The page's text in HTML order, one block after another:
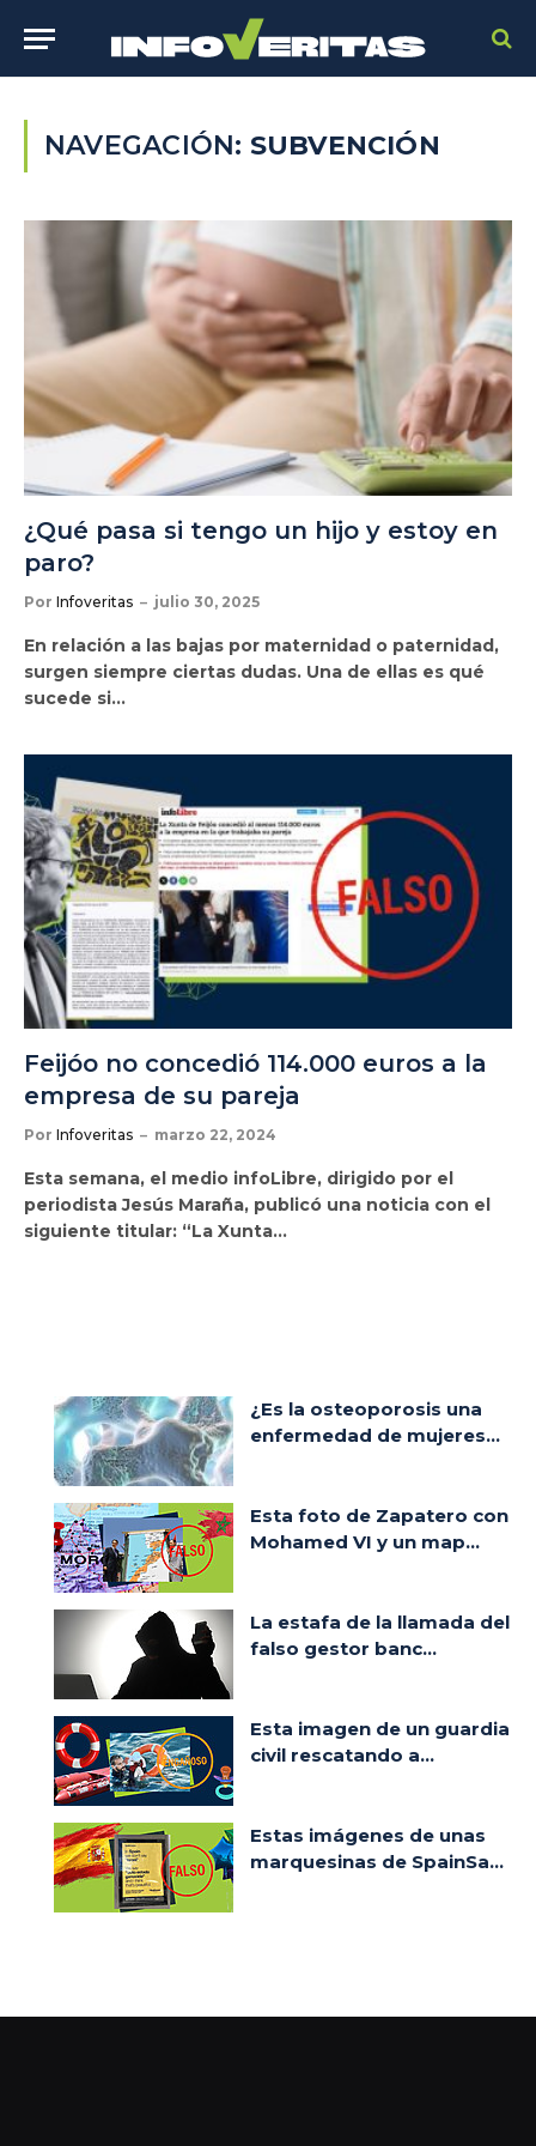
NAVEGACIÓN: SUBVENCIÓN
¿Qué pasa si tengo un hijo y estoy en
paro?
Por Infoveritas julio 30, 2025
En relación a las bajas por maternidad o paternidad,
surgen siempre ciertas dudas. Una de ellas es qué
sucede si…
Feijóo no concedió 114.000 euros a la
empresa de su pareja
Por Infoveritas marzo 22, 2024
Esta semana, el medio infoLibre, dirigido por el
periodista Jesús Maraña, publicó una noticia con el
siguiente titular: “La Xunta…
¿Es la osteoporosis una
enfermedad de mujeres...
Esta foto de Zapatero con
Mohamed VI y un map...
La estafa de la llamada del
falso gestor banc...
Esta imagen de un guardia
civil rescatando a...
Estas imágenes de unas
marquesinas de SpainSa...